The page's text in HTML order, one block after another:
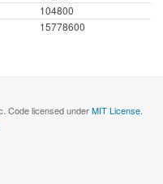
104800
15778600
Code licensed underMIT License.